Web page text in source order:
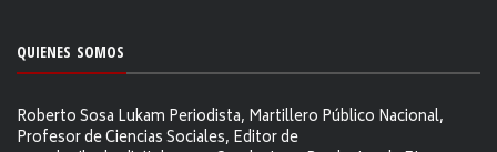
QUIENES SOMOS
Roberto Sosa Lukam Periodista, Martillero Público Nacional,
Profesor de Ciencias Sociales, Editor de